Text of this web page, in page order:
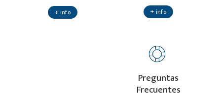
+ info + info
Preguntas
Frecuentes